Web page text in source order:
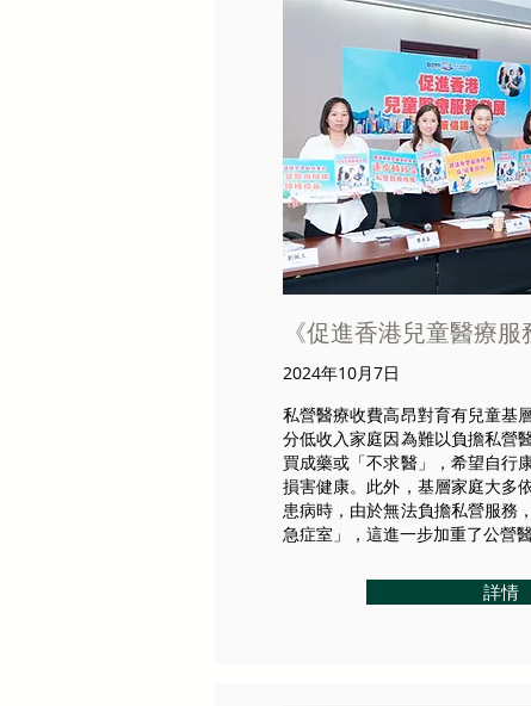
《促進香港兒童醫療
2024年10月7日
私營醫療收費高昂對育有兒童基
分低收入家庭因為難以負擔私營
買成藥或「不求醫」，希望自行
損害健康。此外，基層家庭大多
患病時，由於無法負擔私營服務
急症室」，這進一步加重了公營
詳情